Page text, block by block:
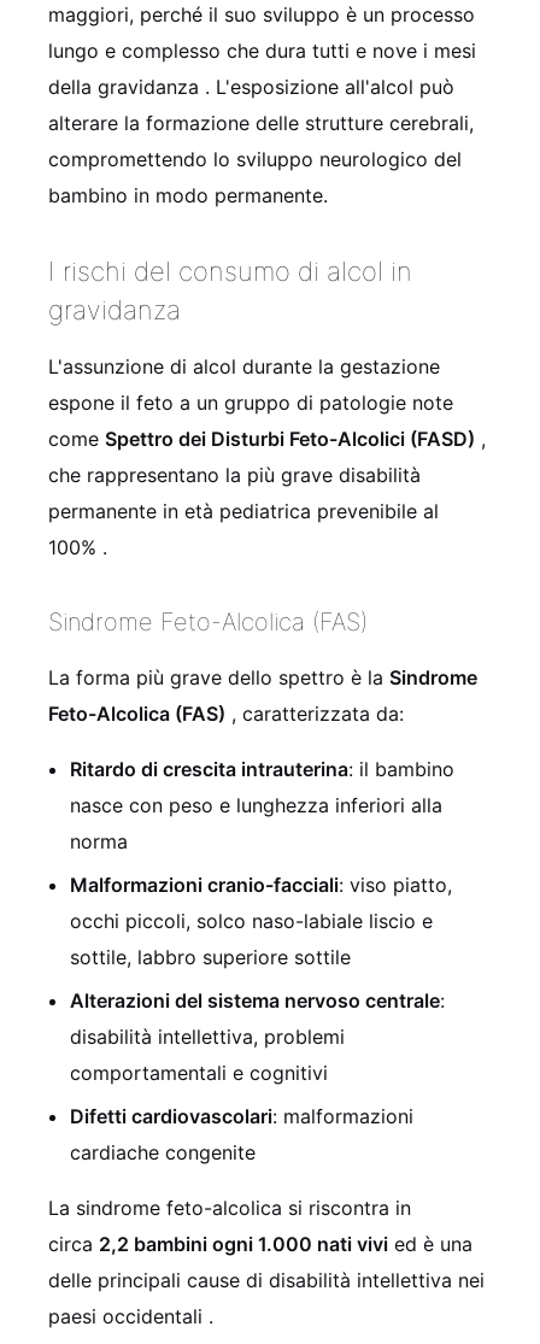
maggiori, perché il suo sviluppo è un processo
lungo e complesso che dura tutti e nove i mesi
della gravidanza . L'esposizione all'alcol può
alterare la formazione delle strutture cerebrali,
compromettendo lo sviluppo neurologico del
bambino in modo permanente.
I rischi del consumo di alcol in
gravidanza
L'assunzione di alcol durante la gestazione
espone il feto a un gruppo di patologie note
come Spettro dei Disturbi Feto-Alcolici (FASD) ,
che rappresentano la più grave disabilità
permanente in età pediatrica prevenibile al
100% .
Sindrome Feto-Alcolica (FAS)
La forma più grave dello spettro è la Sindrome
Feto-Alcolica (FAS) , caratterizzata da:
Ritardo di crescita intrauterina: il bambino
nasce con peso e lunghezza inferiori alla
norma
Malformazioni cranio-facciali: viso piatto,
occhi piccoli, solco naso-labiale liscio e
sottile, labbro superiore sottile
Alterazioni del sistema nervoso centrale:
disabilità intellettiva, problemi
comportamentali e cognitivi
Difetti cardiovascolari: malformazioni
cardiache congenite
La sindrome feto-alcolica si riscontra in
circa 2,2 bambini ogni 1.000 nati vivi ed è una
delle principali cause di disabilità intellettiva nei
paesi occidentali .